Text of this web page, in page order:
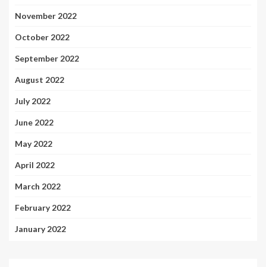
November 2022
October 2022
September 2022
August 2022
July 2022
June 2022
May 2022
April 2022
March 2022
February 2022
January 2022